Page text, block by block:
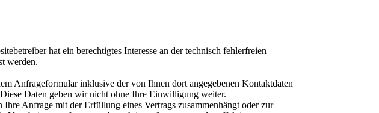
hat ein berechtigtes Interesse an der technisch fehlerfreien
werden.
Anfrageformular inklusive der von Ihnen dort angegebenen Kontaktdaten
Daten geben wir nicht ohne Ihre Einwilligung weiter.
Anfrage mit der Erfüllung eines Vertrags zusammenhängt oder zur